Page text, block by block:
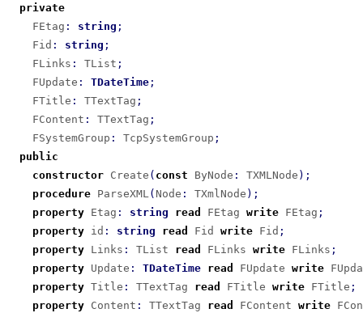
private
    FEtag
: string ;
    Fid
: string ;
    FLinks
: TList ;
    FUpdate
: TDateTime ;
    FTitle
: TTextTag ;
    FContent
: TTextTag ;
    FSystemGroup
: TcpSystemGroup ;
public
constructor Create ( const ByNode : TXMLNode ) ;
procedure ParseXML ( Node : TXmlNode ) ;
property Etag : string read FEtag write FEtag ;
property id : string read Fid write Fid ;
property Links : TList read FLinks write FLinks ;
property Update : TDateTime read FUpdate write
property Title : TTextTag read FTitle write FTitle ;
property Content : TTextTag read FContent write